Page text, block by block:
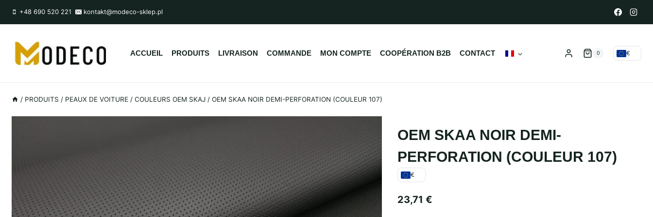
+48 690 520 221 kontakt@modeco-sklep.pl
ACCUEIL PRODUITS LIVRAISON COMMANDE MON COMPTE COOPÉRATION B2B CONTACT 0 €
/ PRODUITS / PEAUX DE VOITURE / COULEURS OEM SKAJ / OEM SKAA NOIR DEMI-PERFORATION (COULEUR 107)
OEM SKAA NOIR DEMI-
PERFORATION (COULEUR 107)
€
23,71 €